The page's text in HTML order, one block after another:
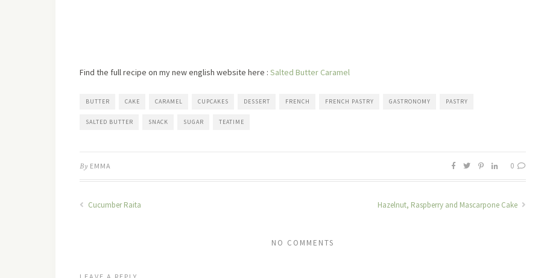
Find the full recipe on my new english website here : Salted Butter Caramel
BUTTER CAKE CARAMEL CUPCAKES DESSERT FRENCH FRENCH PASTRY GASTRONOMY PASTRY
SALTED BUTTER SNACK SUGAR TEATIME
By EMMA 0
Cucumber Raita Hazelnut, Raspberry and Mascarpone Cake
NO COMMENTS